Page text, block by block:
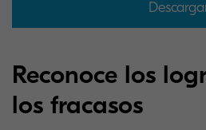
Reconoce los
los fracasos